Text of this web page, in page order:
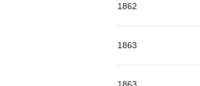
1862
1863
1863